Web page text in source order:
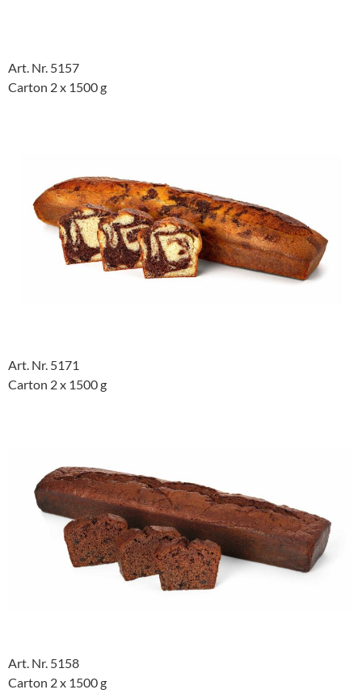
Art. Nr. 5157
Carton 2 x 1500 g
Art. Nr. 5171
Carton 2 x 1500 g
Art. Nr. 5158
Carton 2 x 1500 g